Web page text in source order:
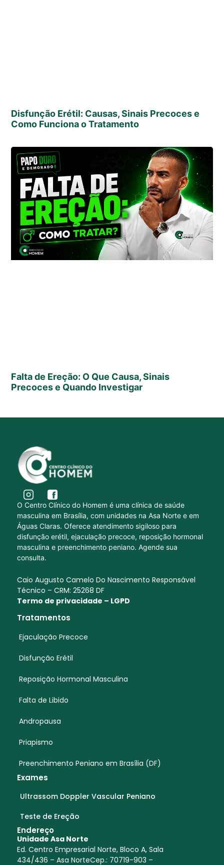
Disfunção Erétil: Causas, Sinais Precoces e
Como Funciona o Tratamento
Falta de Ereção: O Que Causa, Sinais
Precoces e Quando Investigar
O Centro Clínico do Homem é uma clínica de saúde
masculina em Brasília, com unidades na Asa Norte e em
Águas Claras. Oferece atendimento sigiloso para
disfunção erétil, ejaculação precoce, reposição hormonal
masculina e preenchimento peniano. Agende sua
consulta.
Caio Augusto Camelo Do Nascimento Responsável
Técnico – CRM: 25268 DF
Termo de privacidade – LGPD
Tratamentos
Ejaculação Precoce
Disfunção Erétil
Reposição Hormonal Masculina
Falta de Libido
Andropausa
Priapismo
Preenchimento Peniano em Brasília (DF)
Exames
Ultrassom Doppler Vascular Peniano
Teste de Ereção
Endereço
Unidade Asa Norte
Ed. Centro Empresarial Norte, Bloco A, Sala
434/436 – Asa NorteCep.: 70719-903 –